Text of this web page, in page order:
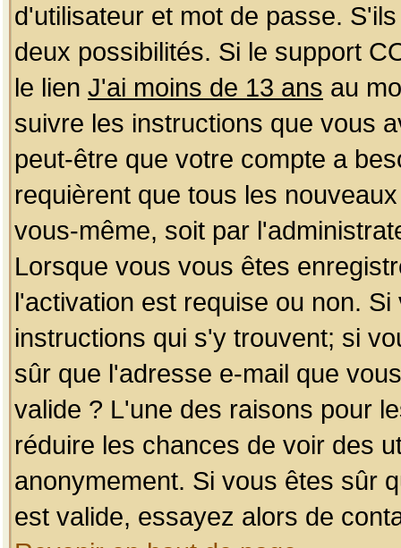
d'utilisateur et mot de passe.
deux possibilités. Si le support
le lien J'ai moins de 13 ans au
suivre les instructions que vous
peut-être que votre compte a
requièrent que tous les
vous-même, soit par
Lorsque vous vous êtes
l'activation est requise ou non.
instructions qui s'y trouvent; si
sûr que l'adresse e-mail que
valide ? L'une des raisons pour
réduire les chances de voir des
anonymement. Si vous êtes sûr
est valide, essayez alors de